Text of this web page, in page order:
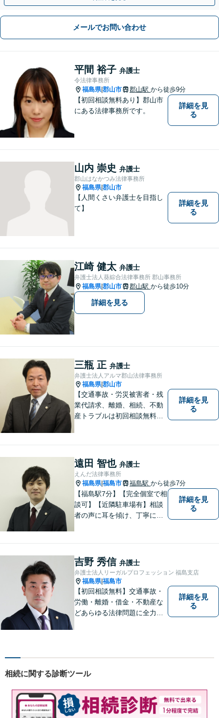
メールでお問い合わせ
平間 裕子 弁護士
令法律事務所
福島県|郡山市 郡山駅 から徒歩9分
【初回相談無料あり】郡山市
にある法律事務所です。
詳細を見
る
山内 崇史 弁護士
郡山はなかつみ法律事務所
福島県|郡山市
【人間くさい弁護士を目指し
て】
詳細を見
る
江崎 健太 弁護士
弁護士法人葵綜合法律事務所 郡山事務所
福島県|郡山市 郡山駅 から徒歩10分
詳細を見る
三瓶 正 弁護士
弁護士法人アルマ郡山法律事務所
福島県|郡山市
【交通事故・労災被害者・残
業代請求、離婚、相続、不動
産トラブルは初回相談無料】
は着手金0円です。【電話相談
も可能】
詳細を見
る
遠田 智也 弁護士
えんだ法律事務所
福島県|福島市 福島駅 から徒歩7分
【福島駅7分】【完全個室で相
談可】【近隣駐車場有】相談
者の声に耳を傾け、丁寧にわ
った」と思っていただけるよ
うに全力を尽くしていきま
す。
詳細を見
る
吉野 秀信 弁護士
弁護士法人リーガルプロフェッション 福島支店
福島県|福島市
【初回相談無料】交通事故・
労働・離婚・借金・不動産な
どあらゆる法律問題に全力を
す。お困りの方はまずはご相
詳細を見
る
相続に関する診断ツール